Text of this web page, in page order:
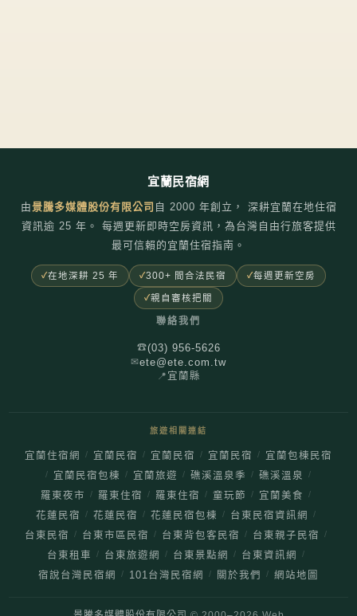
宜蘭民宿網
由景騰多媒體股份有限公司 自 2000 年創立， 深耕宜蘭在地住宿
資訊逾 25 年。 每週更新即時空房資訊，為台灣自由行旅客提供
最可信賴的宜蘭住宿指南。
在地深耕 25 年 300+ 間合法民宿 每週更新空房
親自審核把關
聯絡我們
☎(03) 956-5626
✉ete@ete.com.tw
📍 宜蘭縣
旅遊相關連結
宜蘭住宿網 / 宜蘭民宿 / 宜蘭民宿 / 宜蘭民宿 / 宜蘭包棟民宿
/ 宜蘭民宿包棟 / 宜蘭旅遊 / 礁溪溫泉季 / 礁溪溫泉 /
羅東夜市 / 羅東住宿 / 羅東住宿 / 童玩節 / 宜蘭美食 /
花蓮民宿 / 花蓮民宿 / 花蓮民宿包棟 / 台東民宿資訊網 /
台東民宿 / 台東市區民宿 / 台東背包客民宿 / 台東親子民宿 /
台東租車 / 台東旅遊網 / 台東景點網 / 台東資訊網 /
宿說台灣民宿網 / 101台灣民宿網 / 關於我們 / 網站地圖